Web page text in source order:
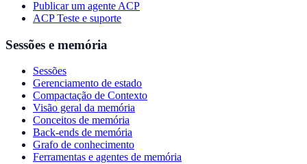
Publicar um agente ACP
ACP Teste e suporte
Sessões e memória
Sessões
Gerenciamento de estado
Compactação de Contexto
Visão geral da memória
Conceitos de memória
Back-ends de memória
Grafo de conhecimento
Ferramentas e agentes de memória